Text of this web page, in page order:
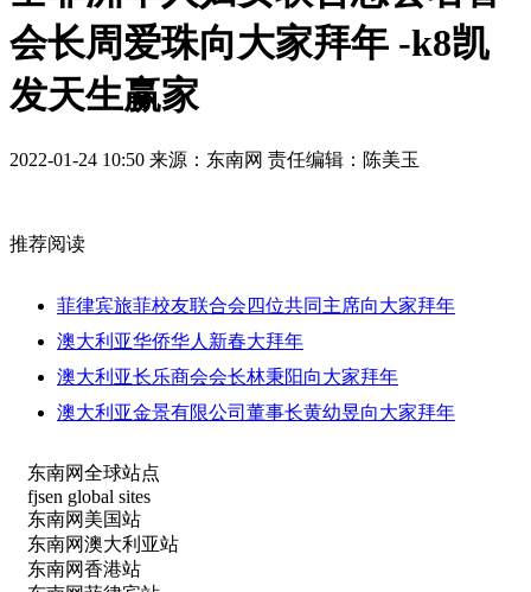
会长周爱珠向大家拜年 -k8凯
发天生赢家
2022-01-24 10:50 来源：东南网 责任编辑：陈美玉
推荐阅读
菲律宾旅菲校友联合会四位共同主席向大家拜年
澳大利亚华侨华人新春大拜年
澳大利亚长乐商会会长林秉阳向大家拜年
澳大利亚金景有限公司董事长黄幼昱向大家拜年
东南网全球站点
fjsen global sites
东南网美国站
东南网澳大利亚站
东南网香港站